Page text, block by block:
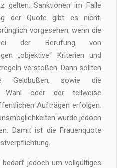
gelten. Sanktionen im Falle
der Quote gibt es nicht.
vorgesehen, wenn die
bei der Berufung von
„objektive“ Kriterien und
verstoßen. Dann sollten
Geldbußen, sowie die
Wahl oder der teilweise
Aufträgen erfolgen.
wurde jedoch
Damit ist die Frauenquote
bedarf jedoch um vollgültiges